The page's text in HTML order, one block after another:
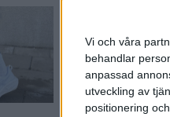
Vi och våra
behandlar
anpassad
utveckling av
positionering
ASICS
25 feb 2026
I BETALT
glänser med sin
är en mångsidig